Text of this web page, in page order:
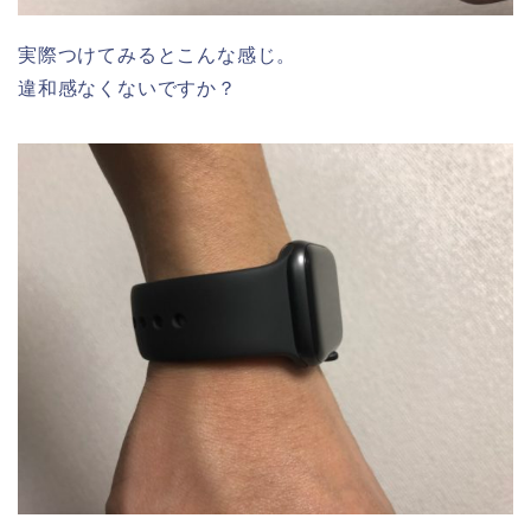
実際つけてみるとこんな感じ。
違和感なくないですか？